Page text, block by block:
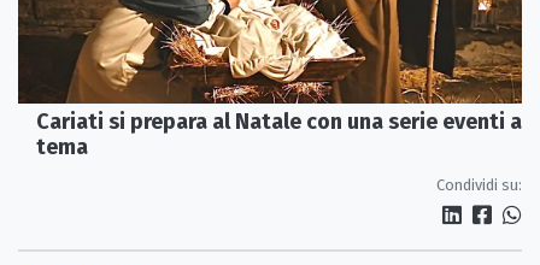
Cariati si prepara al Natale con una serie eventi a
tema
Condividi su: